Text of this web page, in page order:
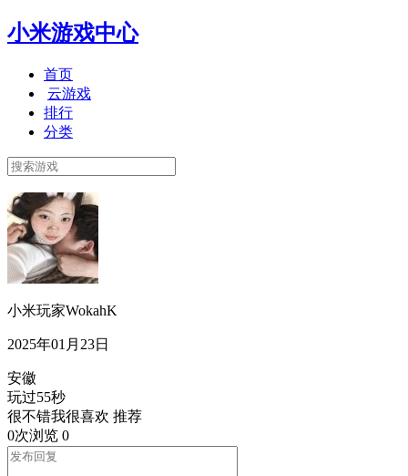
小米游戏中心
首页
云游戏
排行
分类
小米玩家WokahK
2025年01月23日
安徽
玩过55秒
很不错我很喜欢 推荐
0次浏览 0